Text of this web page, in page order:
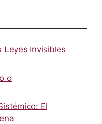
Leyes Invisibles
o
El